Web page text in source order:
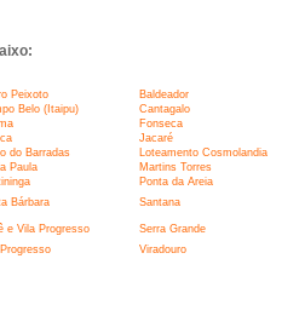
Peixoto Baldeador
Belo (Itaipu) Cantagalo
Fonseca
Jacaré
do Barradas Loteamento Cosmolandia
Paula Martins Torres
Ponta da Areia
Bárbara Santana
e Vila Progresso Serra Grande
Viradouro